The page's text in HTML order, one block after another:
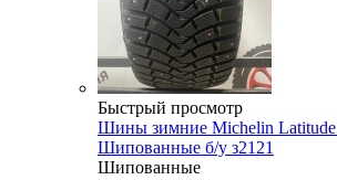
Быстрый просмотр
Шины зимние Michelin Latitude
Шипованные б/у з2121
Шипованные